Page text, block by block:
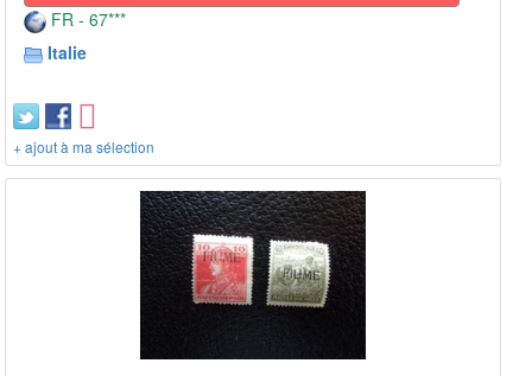
FR - 67***
Italie
+ ajout à ma sélection